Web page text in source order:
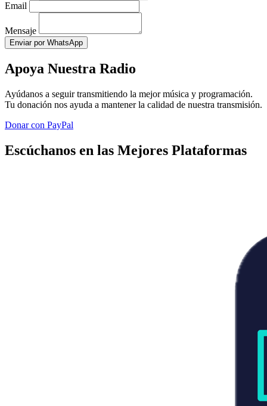
Email
Mensaje
Enviar por WhatsApp
Apoya Nuestra Radio
Ayúdanos a seguir transmitiendo la mejor música y programación.
Tu donación nos ayuda a mantener la calidad de nuestra transmisión.
Donar con PayPal
Escúchanos en las Mejores Plataformas